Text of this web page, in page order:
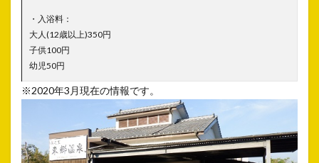
・入浴料：
大人(12歳以上)350円
子供100円
幼児50円
※2020年3月現在の情報です。